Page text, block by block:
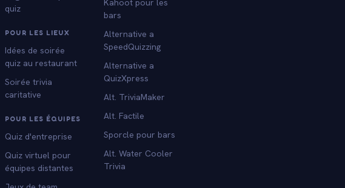
quiz
POUR LES LIEUX
Idées de soirée
quiz au restaurant
Soirée trivia
caritative
POUR LES ÉQUIPES
Quiz d'entreprise
Quiz virtuel pour
équipes distantes
Kahoot pour les
bars
Alternative a
SpeedQuizzing
Alternative a
QuizXpress
Alt. TriviaMaker
Alt. Factile
Sporcle pour bars
Alt. Water Cooler
Trivia